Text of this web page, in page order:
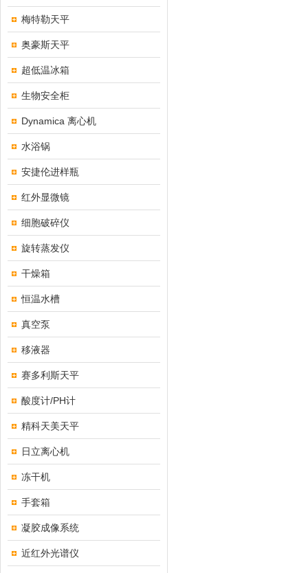
梅特勒天平
奥豪斯天平
超低温冰箱
生物安全柜
Dynamica 离心机
水浴锅
安捷伦进样瓶
红外显微镜
细胞破碎仪
旋转蒸发仪
干燥箱
恒温水槽
真空泵
移液器
赛多利斯天平
酸度计/PH计
精科天美天平
日立离心机
冻干机
手套箱
凝胶成像系统
近红外光谱仪